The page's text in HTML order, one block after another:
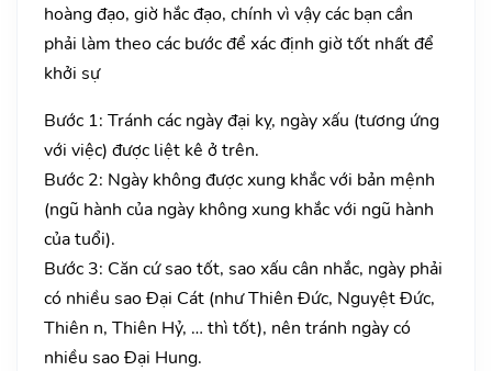
hoàng đạo, giờ hắc đạo, chính vì vậy các bạn cần
phải làm theo các bước để xác định giờ tốt nhất để
khởi sự
Bước 1: Tránh các ngày đại kỵ, ngày xấu (tương ứng
với việc) được liệt kê ở trên.
Bước 2: Ngày không được xung khắc với bản mệnh
(ngũ hành của ngày không xung khắc với ngũ hành
của tuổi).
Bước 3: Căn cứ sao tốt, sao xấu cân nhắc, ngày phải
có nhiều sao Đại Cát (như Thiên Đức, Nguyệt Đức,
Thiên n, Thiên Hỷ, … thì tốt), nên tránh ngày có
nhiều sao Đại Hung.